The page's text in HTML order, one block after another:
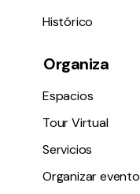
Histórico
Organiza
Espacios
Tour Virtual
Servicios
Organizar evento